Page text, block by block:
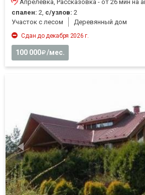
Апрелевка, Рассказовка - от 26 мин на
спален: 2, с/узлов: 2
Участок с лесом
Деревянный дом
Сдан до декабря 2026 г.
100 000 /мес.